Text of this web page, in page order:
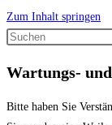
Zum Inhalt springen
Wartungs-
Bitte haben Sie